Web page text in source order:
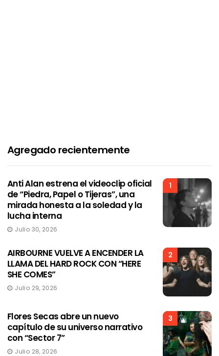
Agregado recientemente
1
Anti Alan estrena el videoclip oficial
de “Piedra, Papel o Tijeras”, una
mirada honesta a la soledad y la
lucha interna
Julio 30, 2026
2
AIRBOURNE VUELVE A ENCENDER LA
LLAMA DEL HARD ROCK CON “HERE
SHE COMES”
Julio 29, 2026
3
Flores Secas abre un nuevo
capítulo de su universo narrativo
con “Sector 7”
Julio 28, 2026